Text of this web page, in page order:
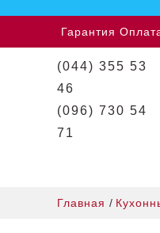
Гарантия
(044) 355 53
46
(096) 730 54
71
Главная /